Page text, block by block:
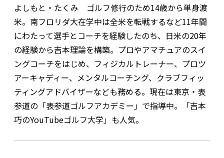
よしもと・たくみ ゴルフ修行のため14歳から単身渡
米。南フロリダ大在学中は全米を転戦するなど11年間
にわたって選手とコーチを経験したのち、日米の20年
の経験から吉本理論を構築。プロやアマチュアのスイ
ングコーチをはじめ、フィジカルトレーナー、プロツ
アーキャディー、メンタルコーチング、クラブフィッ
ティングアドバイザーなども務める。現在は東京・表
参道の「表参道ゴルフアカデミー」で指導中。「吉本
巧のYouTubeゴルフ大学」も人気。